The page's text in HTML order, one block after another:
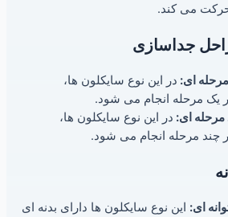
می کند.
جداسازی
ای: در این نوع سایکلون ها،
یک مرحله انجام می شود.
ای: در این نوع سایکلون ها،
چند مرحله انجام می شود.
ای: این نوع سایکلون ها دارای بدنه ای